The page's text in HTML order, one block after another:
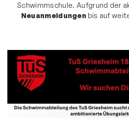
Schwimmschule. Aufgrund der
Neuanmeldungen bis auf